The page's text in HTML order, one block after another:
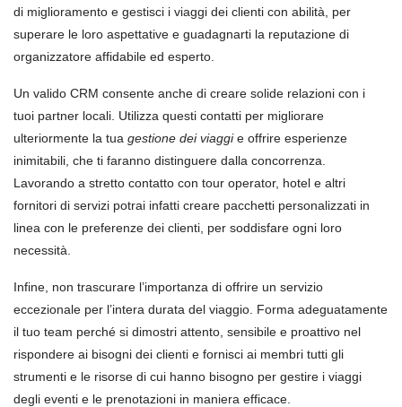
di miglioramento e gestisci i viaggi dei clienti con abilità, per
superare le loro aspettative e guadagnarti la reputazione di
organizzatore affidabile ed esperto.
Un valido CRM consente anche di creare solide relazioni con i
tuoi partner locali. Utilizza questi contatti per migliorare
ulteriormente la tua gestione dei viaggie offrire esperienze
inimitabili, che ti faranno distinguere dalla concorrenza.
Lavorando a stretto contatto con tour operator, hotel e altri
fornitori di servizi potrai infatti creare pacchetti personalizzati in
linea con le preferenze dei clienti, per soddisfare ogni loro
necessità.
Infine, non trascurare l’importanza di offrire un servizio
eccezionale per l’intera durata del viaggio. Forma adeguatamente
il tuo team perché si dimostri attento, sensibile e proattivo nel
rispondere ai bisogni dei clienti e fornisci ai membri tutti gli
strumenti e le risorse di cui hanno bisogno per gestire i viaggi
degli eventi e le prenotazioni in maniera efficace.